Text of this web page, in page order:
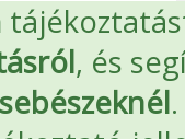
, és